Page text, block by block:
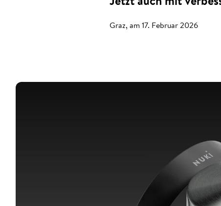
Graz, am 17. Februar 2026